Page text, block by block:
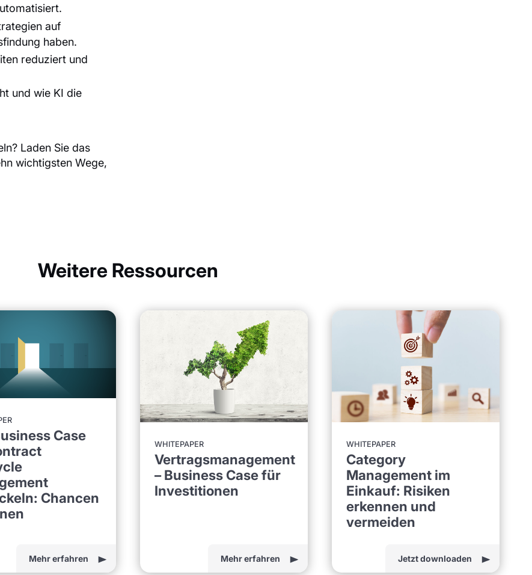
auf
haben.
reduziert und
und wie KI die
Laden Sie das
wichtigsten Wege,
Weitere Ressourcen
Case
Chancen
Mehr erfahren
WHITEPAPER
Vertragsmanagement
– Business Case für
Investitionen
Mehr erfahren
WHITEPAPER
Category
Management im
Einkauf: Risiken
erkennen und
vermeiden
Jetzt downloaden